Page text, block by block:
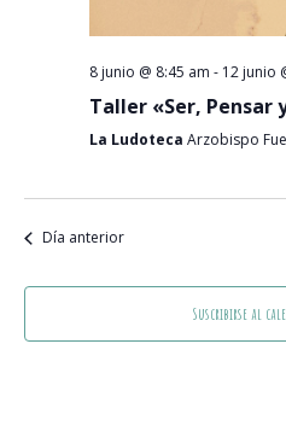
8 junio @ 8:45 am - 12 junio
Taller «Ser, Pensar
La Ludoteca Arzobispo
Día anterior
Suscribirse al